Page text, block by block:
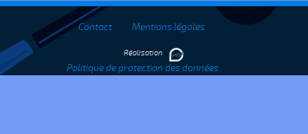
Contact Mentions légales
Politique de protection des données
Réalisation